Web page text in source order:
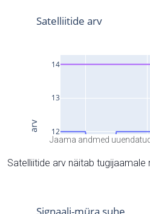
Jaama andmed
Satelliitide arv näitab tugijaamale